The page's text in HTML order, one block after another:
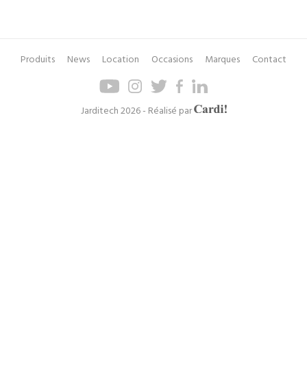
Pied
Menu
navigation
Produits News Location Occasions Marques Contact
Jarditech 2026 - Réalisé par
Axel